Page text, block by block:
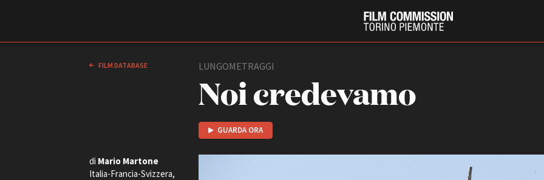
FILM DATABASE LUNGOMETRAGGI
Noi credevamo
GUARDA ORA
di Mario Martone
Italia-Francia-Svizzera,